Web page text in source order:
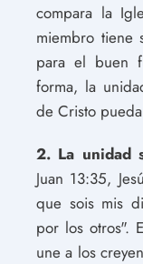
compara la
miembro tiene
para el buen
forma, la
de Cristo
2. La unidad
Juan 13:35,
que sois mis
por los otros".
une a los